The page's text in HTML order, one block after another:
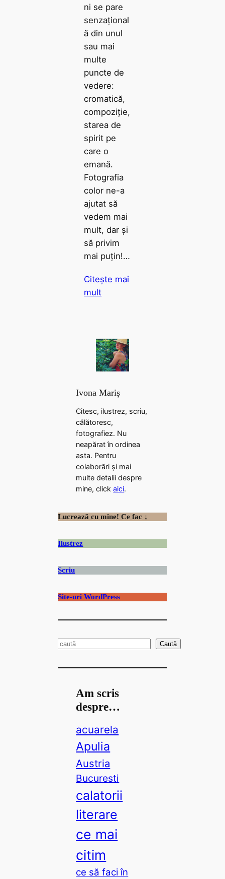
ni se pare
senzațional
ă din unul
sau mai
multe
puncte de
vedere:
cromatică,
compoziție,
starea de
spirit pe
care o
emană.
Fotografia
color ne-a
ajutat să
vedem mai
mult, dar și
să privim
mai puțin!…
Citește mai
mult
Ivona Mariș
Citesc, ilustrez, scriu,
călătoresc,
fotografiez. Nu
neapărat în ordinea
asta. Pentru
colaborări și mai
multe detalii despre
mine, clickaici.
Lucrează cu mine! Ce fac ↓
Ilustrez
Scriu
Site-uri WordPress
S
a
Caută
Am scris
despre…
acuarela
Apulia
Austria
Bucuresti
calatorii
literare
ce mai
citim
ce să faci în